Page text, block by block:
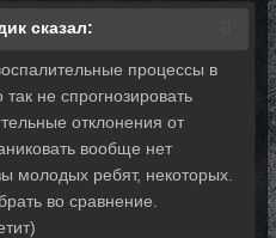
сказал:
процессы в
не спрогнозировать
отклонения от
вообще нет
молодых ребят, некоторых.
во сравнение.